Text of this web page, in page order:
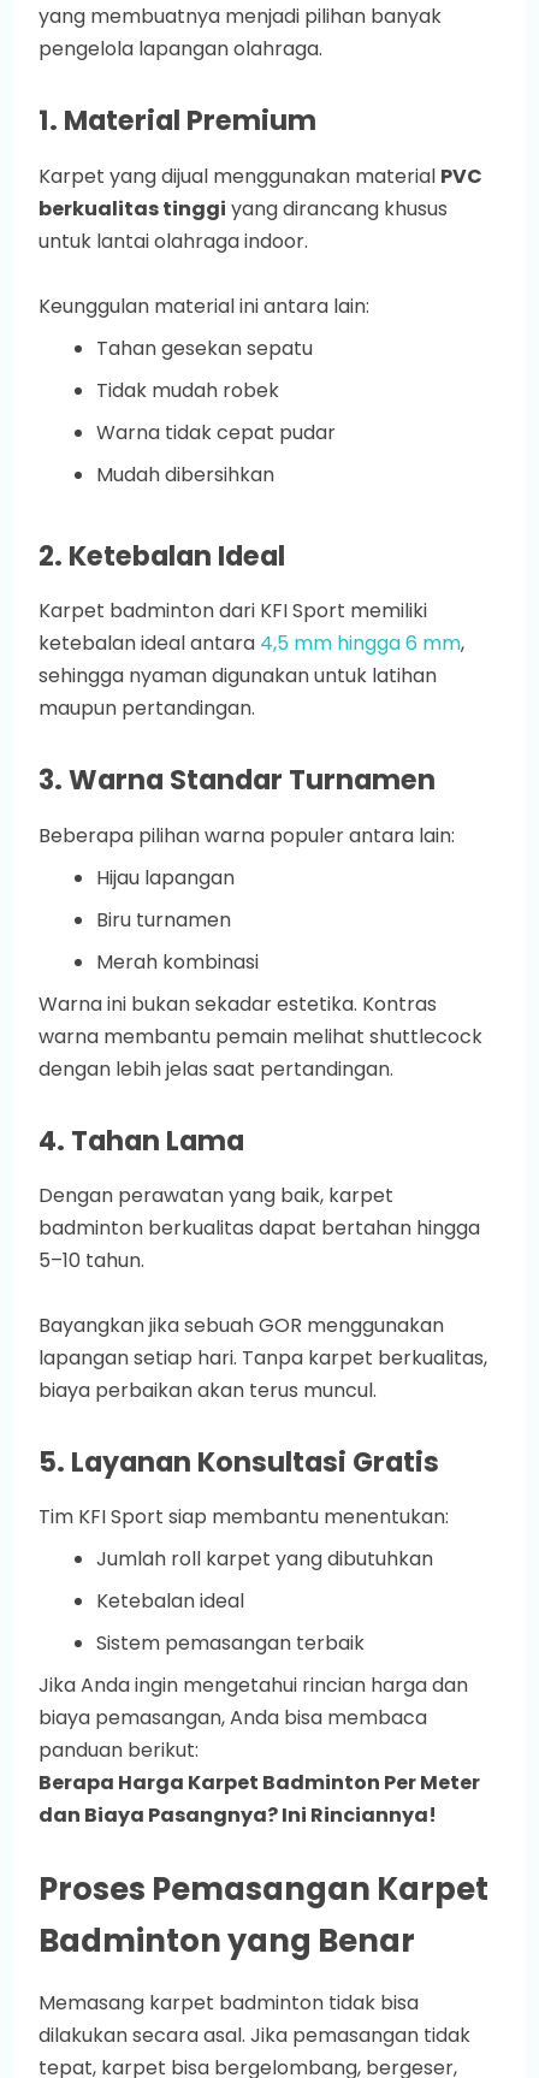
yang membuatnya menjadi pilihan banyak
pengelola lapangan olahraga.
1. Material Premium
Karpet yang dijual menggunakan material PVC
berkualitas tinggi yang dirancang khusus
untuk lantai olahraga indoor.
Keunggulan material ini antara lain:
Tahan gesekan sepatu
Tidak mudah robek
Warna tidak cepat pudar
Mudah dibersihkan
2. Ketebalan Ideal
Karpet badminton dari KFI Sport memiliki
ketebalan ideal antara 4,5 mm hingga 6 mm,
sehingga nyaman digunakan untuk latihan
maupun pertandingan.
3. Warna Standar Turnamen
Beberapa pilihan warna populer antara lain:
Hijau lapangan
Biru turnamen
Merah kombinasi
Warna ini bukan sekadar estetika. Kontras
warna membantu pemain melihat shuttlecock
dengan lebih jelas saat pertandingan.
4. Tahan Lama
Dengan perawatan yang baik, karpet
badminton berkualitas dapat bertahan hingga
5–10 tahun.
Bayangkan jika sebuah GOR menggunakan
lapangan setiap hari. Tanpa karpet berkualitas,
biaya perbaikan akan terus muncul.
5. Layanan Konsultasi Gratis
Tim KFI Sport siap membantu menentukan:
Jumlah roll karpet yang dibutuhkan
Ketebalan ideal
Sistem pemasangan terbaik
Jika Anda ingin mengetahui rincian harga dan
biaya pemasangan, Anda bisa membaca
panduan berikut:
Berapa Harga Karpet Badminton Per Meter
dan Biaya Pasangnya? Ini Rinciannya!
Proses Pemasangan Karpet
Badminton yang Benar
Memasang karpet badminton tidak bisa
dilakukan secara asal. Jika pemasangan tidak
tepat, karpet bisa bergelombang, bergeser,